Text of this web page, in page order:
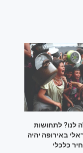
לנו? לתחושות
באירופה יהיה
כלכלי